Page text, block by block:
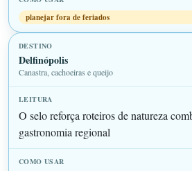
planejar fora de feriados
Delfinópolis
Canastra, cachoeiras e queijo
O selo reforça roteiros de natureza
gastronomia regional